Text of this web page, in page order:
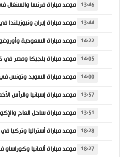
13:46
13:44
14:22
14:05
14:00
13:57
13:51
18:28
18:27